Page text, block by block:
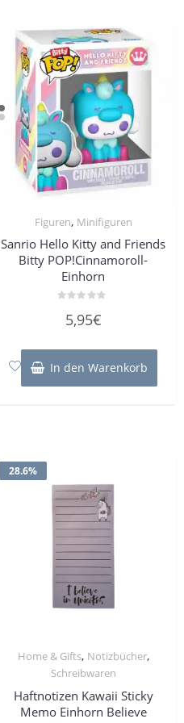
Figuren, Minifiguren
Sanrio Hello Kitty and Friends
Bitty POP!Cinnamoroll-
Einhorn
mit
5
5,95€
In den Warenkorb
28.6%
Home & Gifts, Notizbücher,
Schreibwaren
Haftnotizen Kawaii Sticky
Memo Einhorn Believe